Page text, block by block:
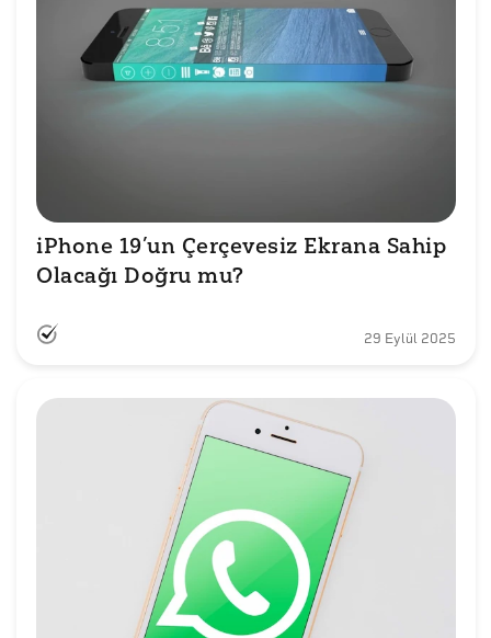
iPhone 19’un Çerçevesiz Ekrana Sahip
Olacağı Doğru mu?
29 Eylül 2025